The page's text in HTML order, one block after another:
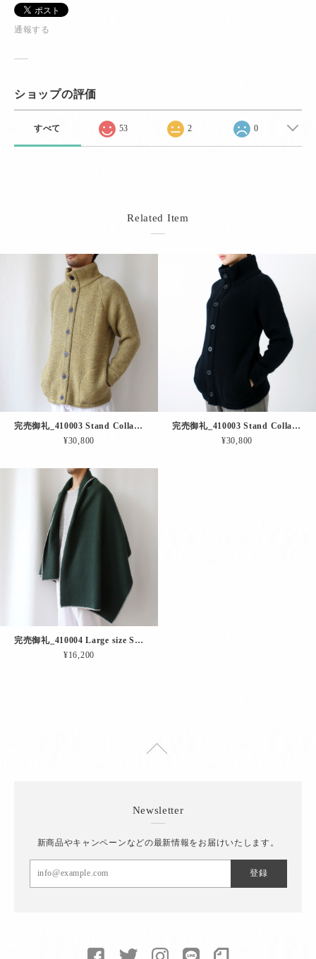
通報する
ショップの評価
すべて 53 2 0
Related Item
完売御礼_410003 Stand Collar Blouson（イエロー）
¥30,800
完売御礼_410003 Stand Collar Blouson（ブラック）
¥30,800
完売御礼_410004 Large size Stole（グリーン × グレー）
¥16,200
Newsletter
新商品やキャンペーンなどの最新情報をお届けいたします。
登録